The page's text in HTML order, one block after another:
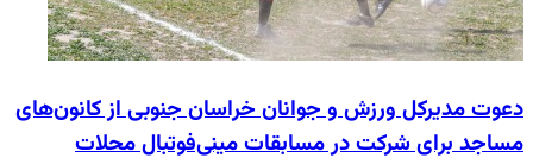
دعوت مدیرکل ورزش و جوانان خراسان جنوبی از کانون‌های
مساجد برای شرکت در مسابقات مینی‌فوتبال محلات